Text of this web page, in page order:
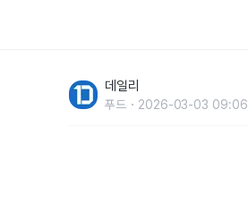
데일리
푸드 2026-03-03 09:06